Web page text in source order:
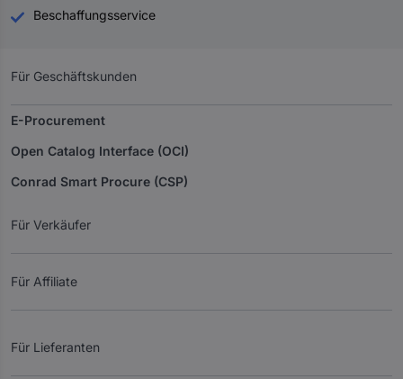
Beschaffungsservice
Für Geschäftskunden
E-Procurement
Open Catalog Interface (OCI)
Conrad Smart Procure (CSP)
Für Verkäufer
Für Affiliate
Für Lieferanten